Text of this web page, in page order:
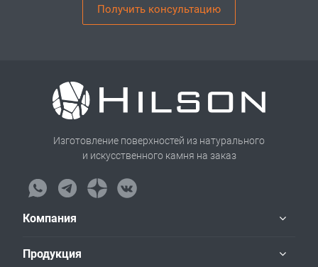
Получить консультацию
Изготовление поверхностей из натурального
и искусственного камня на заказ
Компания
Продукция